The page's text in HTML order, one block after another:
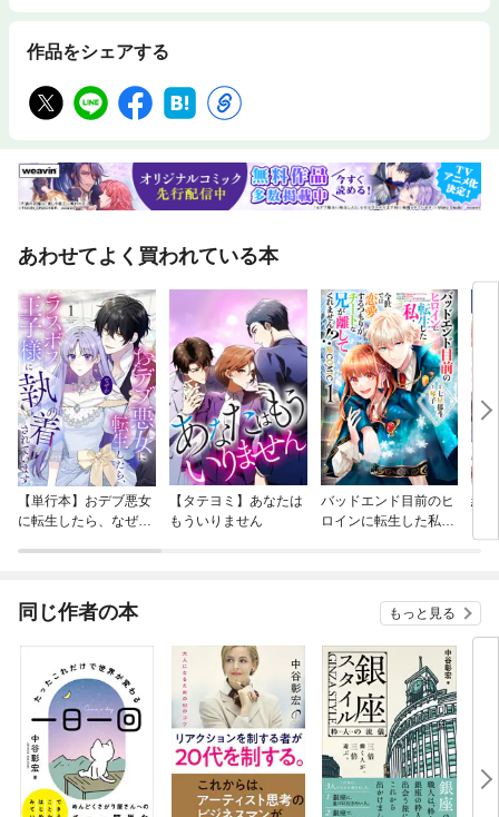
作品をシェアする
あわせてよく買われている本
【単行本】おデブ悪女
に転生したら、なぜか
【タテヨミ】あなたは
もういりません
バッドエンド目前のヒ
ロインに転生した私、
結
同じ作者の本 もっと見る